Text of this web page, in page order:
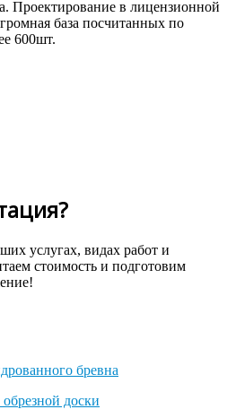
Проектирование в лицензионной
база посчитанных по
600шт.
услугах, видах работ и
стоимость и подготовим
бревна
доски